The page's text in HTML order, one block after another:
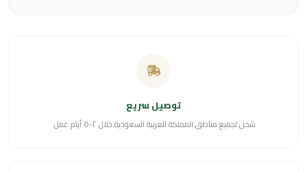
توصيل سريع
شحن لجميع مناطق المملكة العربية السعودية خلال ٢-٥ أيام عمل.